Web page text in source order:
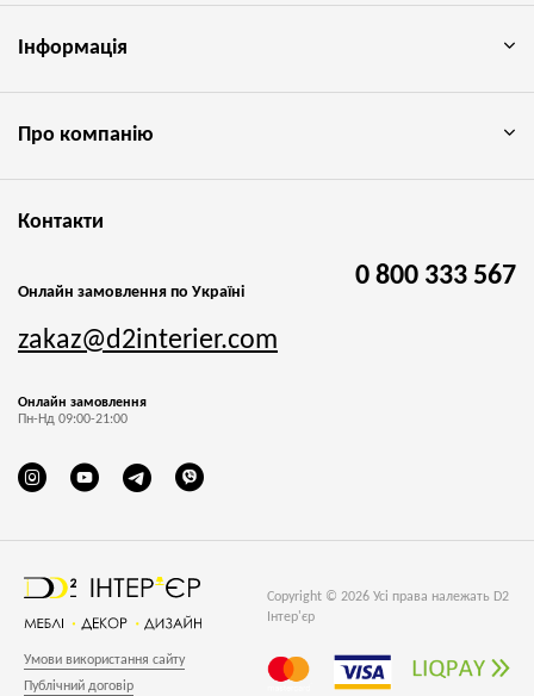
Copyright © 2026 Усі права належать D2
Інтер'єр
Умови використання сайту
Публічний договір
Інформація
Про компанію
Контакти
Онлайн замовлення по Україні
0 800 333 567
zakaz@d2interier.com
Онлайн замовлення
Пн-Нд 09:00-21:00